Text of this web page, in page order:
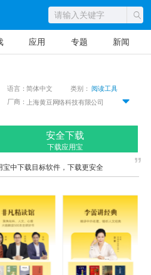
应用 专题 新闻
语言：简体中文 类别：阅读工具
厂商： 上海黄豆网络科技有限公司
安全下载
下载应用宝
中下载目标软件，下载更安全